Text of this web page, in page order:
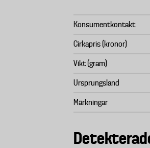
Konsumentkontakt
Cirkapris (kronor)
Vikt (gram)
Ursprungsland
Märkningar